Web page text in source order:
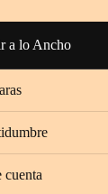
a lo Ancho
cuenta